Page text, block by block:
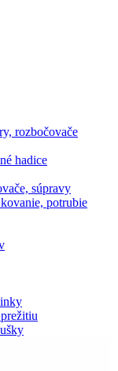
rozbočovače
hadice
súpravy
potrubie